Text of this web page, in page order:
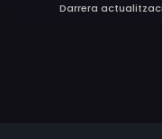
Darrera